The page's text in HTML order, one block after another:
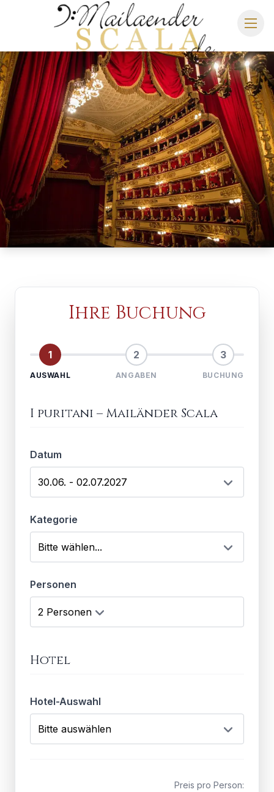
MAILÄNDER SCALA
SPIELPLAN 2026/2027
SITZPLAN HOTELS
Ihre Buchung
1
AUSWAHL
2
ANGABEN
3
BUCHUNG
I puritani – Mailänder Scala
Datum
Kategorie
Personen
Hotel
Hotel-Auswahl
Preis pro Person: